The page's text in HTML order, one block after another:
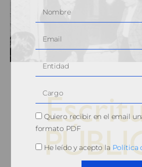
Quiero recibir en el email
formato PDF
He leído y acepto la Política